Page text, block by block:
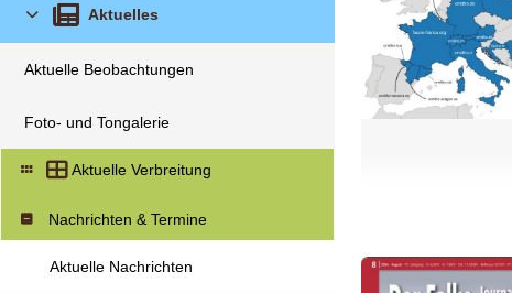
Aktuelles
Aktuelle Beobachtungen
Foto- und Tongalerie
Aktuelle Verbreitung
Nachrichten & Termine
Aktuelle Nachrichten